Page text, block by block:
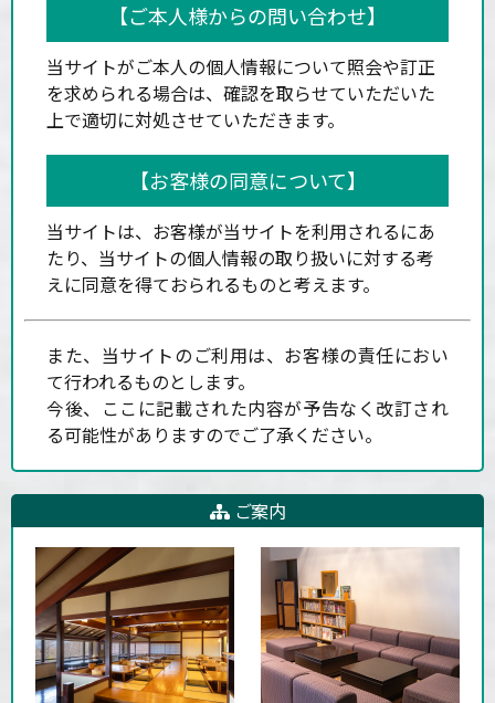
【ご本人様からの問い合わせ】
当サイトがご本人の個人情報について照会や訂正
を求められる場合は、確認を取らせていただいた
上で適切に対処させていただきます。
【お客様の同意について】
当サイトは、お客様が当サイトを利用されるにあ
たり、当サイトの個人情報の取り扱いに対する考
えに同意を得ておられるものと考えます。
また、当サイトのご利用は、お客様の責任におい
て行われるものとします。
今後、ここに記載された内容が予告なく改訂され
る可能性がありますのでご了承ください。
ご案内